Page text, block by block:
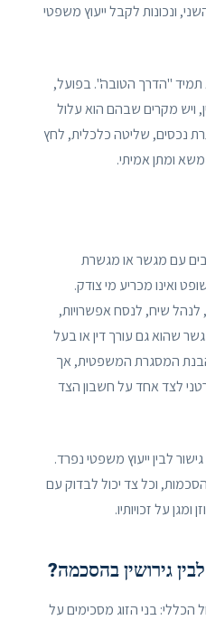
ונכונות לקבל ייעוץ משפטי
תמיד "הדרך הטובה". בפועל,
ויש מקרים שבהם הוא עלול
נכסים, שליטה כלכלית, לחץ
ומתן אמיתי.
עם מגשר או מגשרת
ואינו מכריע מי צודק.
לנהל שיח, לנסח אפשרויות,
שהוא גם עורך דין או בעל
המסגרת המשפטית, אך
לצד אחד על חשבון הצד
לבין ייעוץ משפטי נפרד.
וכל צד יכול לבדוק עם
על זכויותיו.
גירושין בהסכמה?
בני הזוג מסכימים על